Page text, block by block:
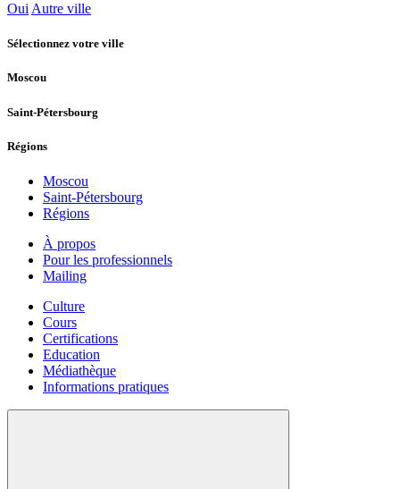
Oui Autre ville
Sélectionnez votre ville
Moscou
Saint-Pétersbourg
Régions
Moscou
Saint-Pétersbourg
Régions
À propos
Pour les professionnels
Mailing
Culture
Cours
Certifications
Education
Médiathèque
Informations pratiques